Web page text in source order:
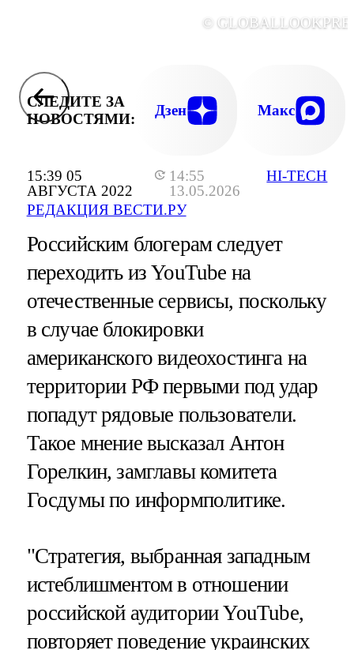
15:39 05
АВГУСТА 2022
14:55
13.05.2026
РЕДАКЦИЯ ВЕСТИ.РУ
HI-TECH
©
СЛЕДИТЕ ЗА
НОВОСТЯМИ:
Дзен Макс
Российским блогерам следует
переходить из YouTube на
отечественные сервисы, поскольку
в случае блокировки
американского видеохостинга на
территории РФ первыми под удар
попадут рядовые пользователи.
Такое мнение высказал Антон
Горелкин, замглавы комитета
Госдумы по информполитике.
"Стратегия, выбранная западным
истеблишментом в отношении
российской аудитории YouTube,
повторяет поведение украинских